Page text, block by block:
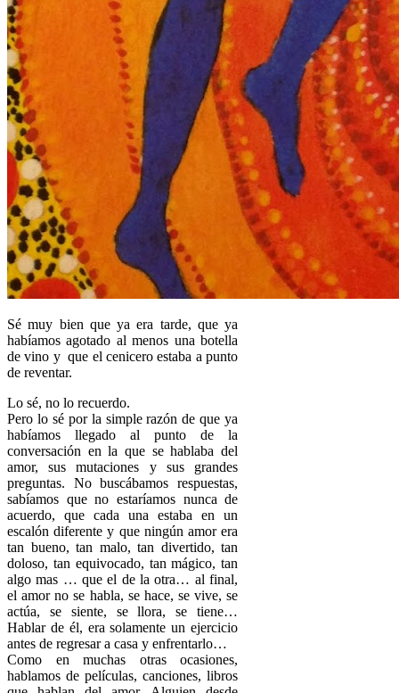
Sé muy bien que ya era tarde, que ya
habíamos agotado al menos una botella
de vino y que el cenicero estaba a punto
de reventar.
Lo sé, no lo recuerdo.
Pero lo sé por la simple razón de que ya
habíamos llegado al punto de la
conversación en la que se hablaba del
amor, sus mutaciones y sus grandes
preguntas. No buscábamos respuestas,
sabíamos que no estaríamos nunca de
acuerdo, que cada una estaba en un
escalón diferente y que ningún amor era
tan bueno, tan malo, tan divertido, tan
doloso, tan equivocado, tan mágico, tan
algo mas … que el de la otra… al final,
el amor no se habla, se hace, se vive, se
actúa, se siente, se llora, se tiene…
Hablar de él, era solamente un ejercicio
antes de regresar a casa y enfrentarlo…
Como en muchas otras ocasiones,
hablamos de películas, canciones, libros